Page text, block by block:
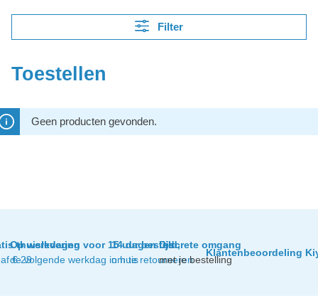
Filter
Toestellen
Geen producten gevonden.
thuislevering
€ 29
Op werkdagen voor 15 uur besteld,
de volgende werkdag in huis
14 dagen tijd
om te retourneren
Discrete omgang
met je bestelling
Klantenbeoordeling